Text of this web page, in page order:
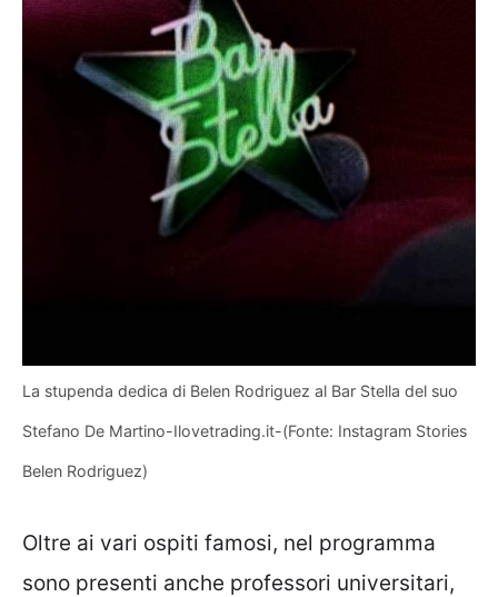
La stupenda dedica di Belen Rodriguez al Bar Stella del suo
Stefano De Martino-Ilovetrading.it-(Fonte: Instagram Stories
Belen Rodriguez)
Oltre ai vari ospiti famosi, nel programma
sono presenti anche professori universitari,